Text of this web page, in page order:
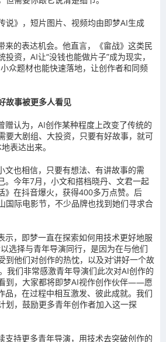
说》，短片图片、视频均由即梦AI生成
来的表达机会。他直言，《畲战》这类民
资，AI让“没钱也能做片子”成为现实，
众题材也能快速落地，让创作者和同频
故事被更多人看见
赠认为，AI创作某种程度上改变了传统的
要大剧组、大投资，只要有好故事，就可
表达出来。
文也相信，只要有想法、有讲故事的需
。今年7月，小文和搭档晓丹、文君一起
》在抖音爆火，获得400多万点赞。后
国际电影节，不少品牌也找到她们寻求合
示，即梦一直在探索如何用技术更好地服
选择与青年导演同行，是因为在与他们
到他们对创作的热忱，以及对‘讲好一个故
我们非常感激青年导演们此次对AI创作的
到，大家都将即梦AI视作创作伙伴——愿
品，在过程中相互激发、彼此成就。我们
划，鼓励更多青年创作者加入这一探
支持更多青年导演，用技术去突破创作的